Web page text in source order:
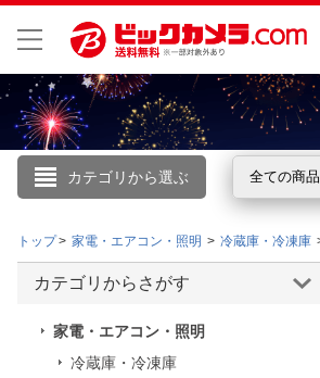
カテゴリから選ぶ 全ての商品
こんにちは
ログイン
トップ 家電・エアコン・照明 冷蔵庫・冷凍庫
カテゴリからさがす
家電・エアコン・照明
冷蔵庫・冷凍庫